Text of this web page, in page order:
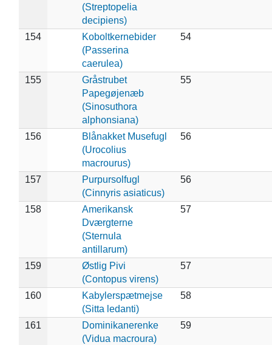
(Streptopelia
decipiens)
154
Koboltkernebider
(Passerina
caerulea)
54
155
Gråstrubet
Papegøjenæb
(Sinosuthora
alphonsiana)
55
156
Blånakket Musefugl
(Urocolius
macrourus)
56
157
Purpursolfugl
(Cinnyris asiaticus)
56
158
Amerikansk
Dværgterne
(Sternula
antillarum)
57
159
Østlig Pivi
(Contopus virens)
57
160
Kabylerspætmejse
(Sitta ledanti)
58
161
Dominikanerenke
(Vidua macroura)
59